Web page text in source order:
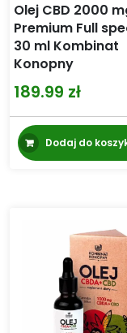
Olej CBD 2000
Premium Full
30 ml Kombinat
Konopny
189.99 zł
Dodaj do